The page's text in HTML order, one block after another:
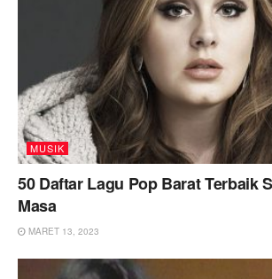
MUSIK
50 Daftar Lagu Pop Barat Terbaik
Masa
MARET 13, 2023